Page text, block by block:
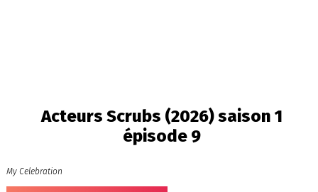
Acteurs Scrubs (2026) saison 1
épisode 9
My Celebration